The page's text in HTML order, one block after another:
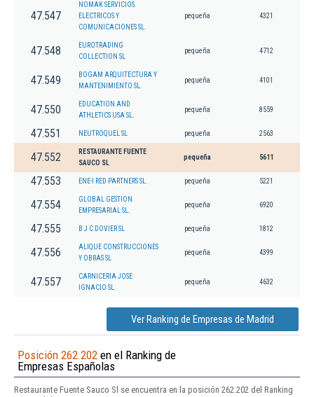
47.547
NOMAK SERVICIOS
ELECTRICOS Y
COMUNICACIONES SL.
pequeña 4321
47.548
EUROTRADING
COLLECTION SL
pequeña 4712
47.549
BOGAM ARQUITECTURA Y
MANTENIMIENTO SL.
pequeña 4101
47.550
EDUCATION AND
ATHLETICS USA SL.
pequeña 8559
47.551 NEUTROQUEL SL pequeña 2563
47.552
RESTAURANTE FUENTE
SAUCO SL
pequeña 5611
47.553 ENE-I RED PARTNERS SL. pequeña 5221
47.554
GLOBAL GESTION
EMPRESARIAL SL.
pequeña 6920
47.555 B J C DOVIER SL pequeña 1812
47.556
ALIQUE CONSTRUCCIONES
Y OBRAS SL
pequeña 4399
47.557
CARNICERIA JOSE
IGNACIO SL.
pequeña 4632
Ver Ranking de Empresas de Madrid
Posición 262.202 en el Ranking de
Empresas Españolas
Restaurante Fuente Sauco Sl se encuentra en la posición 262.202 del Ranking